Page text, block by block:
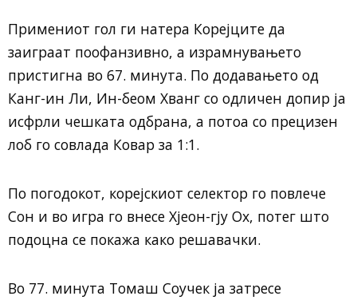
Примениот гол ги натера Корејците да
заиграат поофанзивно, а израмнувањето
пристигна во 67. минута. По додавањето од
Канг-ин Ли, Ин-беом Хванг со одличен допир ја
исфрли чешката одбрана, а потоа со прецизен
лоб го совлада Ковар за 1:1.
По погодокот, корејскиот селектор го повлече
Сон и во игра го внесе Хјеон-гју Ох, потег што
подоцна се покажа како решавачки.
Во 77. минута Томаш Соучек ја затресе